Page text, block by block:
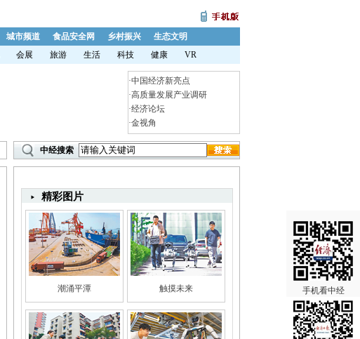
手机看中经
城市频道 食品安全网 乡村振兴
生态文明
会展 旅游 生活 科技 健康 VR
·中国经济新亮点
·高质量发展产业调研
·经济论坛
·金视角
中经搜索
精彩图片
潮涌平潭 触摸未来